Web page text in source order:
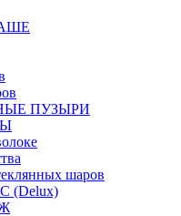
ПУЗЫРИ
шаров
(Delux)